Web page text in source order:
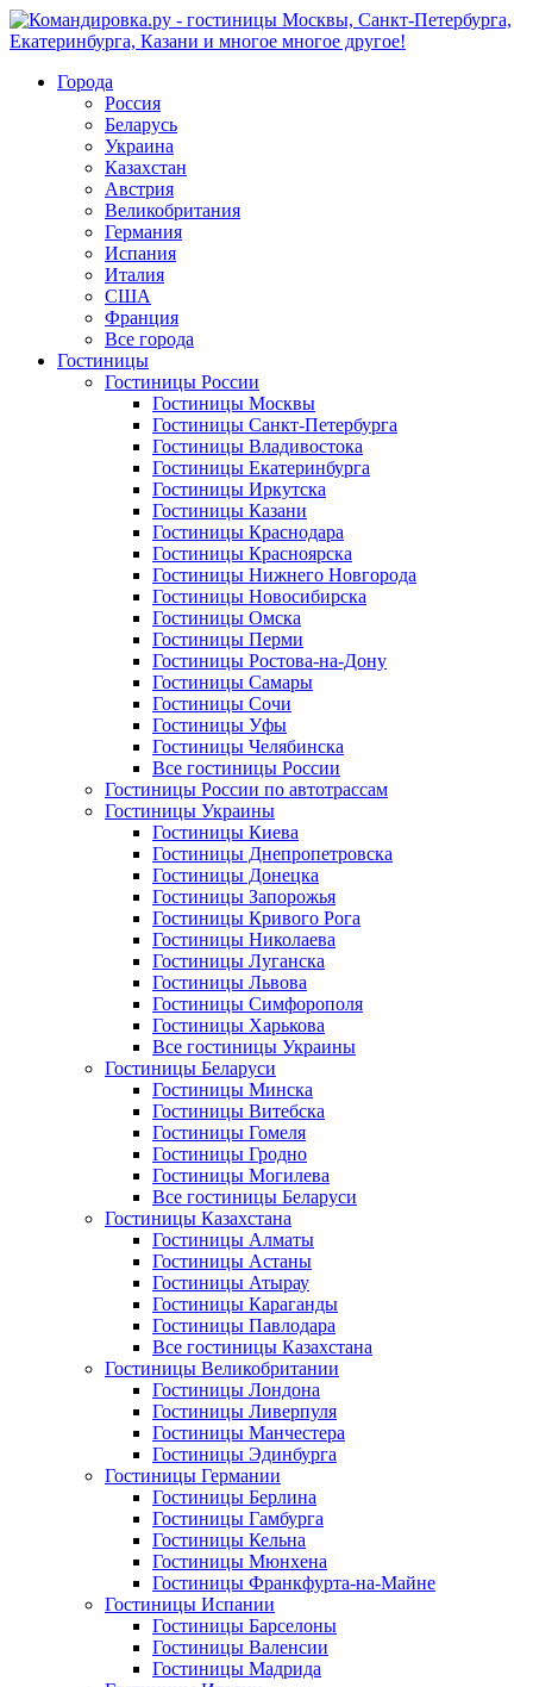
Города
Россия
Беларусь
Украина
Казахстан
Австрия
Великобритания
Германия
Испания
Италия
США
Франция
Все города
Гостиницы
Гостиницы России
Гостиницы Mосквы
Гостиницы Санкт-Петербурга
Гостиницы Владивостока
Гостиницы Екатеринбурга
Гостиницы Иркутска
Гостиницы Казани
Гостиницы Краснодара
Гостиницы Красноярска
Гостиницы Нижнего Новгорода
Гостиницы Новосибирска
Гостиницы Омска
Гостиницы Перми
Гостиницы Ростова-на-Дону
Гостиницы Самары
Гостиницы Сочи
Гостиницы Уфы
Гостиницы Челябинска
Все гостиницы России
Гостиницы России по автотрассам
Гостиницы Украины
Гостиницы Киева
Гостиницы Днепропетровска
Гостиницы Донецка
Гостиницы Запорожья
Гостиницы Кривого Рога
Гостиницы Николаева
Гостиницы Луганска
Гостиницы Львова
Гостиницы Симфорополя
Гостиницы Харькова
Все гостиницы Украины
Гостиницы Беларуси
Гостиницы Минска
Гостиницы Витебска
Гостиницы Гомеля
Гостиницы Гродно
Гостиницы Могилева
Все гостиницы Беларуси
Гостиницы Казахстана
Гостиницы Алматы
Гостиницы Астаны
Гостиницы Атырау
Гостиницы Караганды
Гостиницы Павлодара
Все гостиницы Казахстана
Гостиницы Великобритании
Гостиницы Лондона
Гостиницы Ливерпуля
Гостиницы Манчестера
Гостиницы Эдинбурга
Гостиницы Германии
Гостиницы Берлина
Гостиницы Гамбурга
Гостиницы Кельна
Гостиницы Мюнхена
Гостиницы Франкфурта-на-Майне
Гостиницы Испании
Гостиницы Барселоны
Гостиницы Валенсии
Гостиницы Мадрида